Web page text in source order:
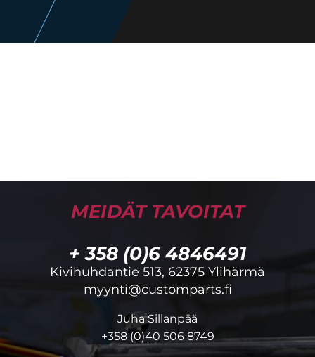
MEIDÄT TAVOITAT
+ 358 (0)6 4846491
Kivihuhdantie 513, 62375 Ylihärmä
myynti@customparts.fi
Juha Sillanpää
+358 (0)40 506 8749